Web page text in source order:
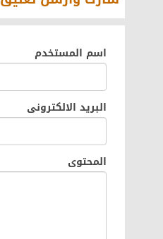
اسم المستخدم
البريد الالكترونى
المحتوى